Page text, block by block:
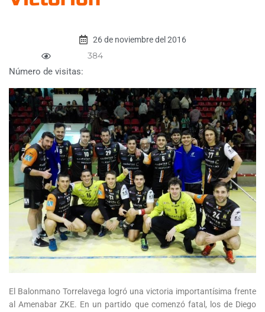
26 de noviembre del 2016
Número de visitas:
384
El Balonmano Torrelavega logró una victoria importantísima frente
al Amenabar ZKE. En un partido que comenzó fatal, los de Diego